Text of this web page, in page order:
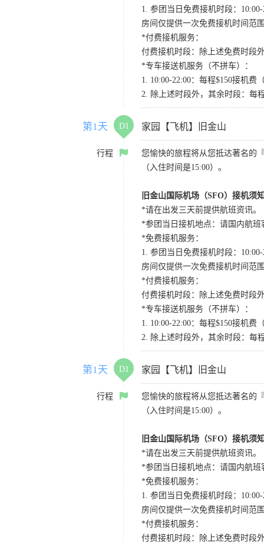
1. 参团当日免费接机时段：
房间仅提供一次免费接机时间范
*付费接机服务：
付费接机时段：除上述免费时段
*专车接送机服务（不拼车）：
1. 10:00-22:00：每程$150接机
2. 除上述时段外，其余时段：每
第1天 D1 家园【飞机】旧金山
行程
您愉快的旅程将从您抵达著名的
（入住时间是15:00）。
旧金山国际机场（SFO）接机须
*请在出发三天前提供航班资讯。
*参团当日接机地点：请国内航班
*免费接机服务：
1. 参团当日免费接机时段：
房间仅提供一次免费接机时间范
*付费接机服务：
付费接机时段：除上述免费时段
*专车接送机服务（不拼车）：
1. 10:00-22:00：每程$150接机
2. 除上述时段外，其余时段：每
第1天 D1 家园【飞机】旧金山
行程
您愉快的旅程将从您抵达著名的
（入住时间是15:00）。
旧金山国际机场（SFO）接机须
*请在出发三天前提供航班资讯。
*参团当日接机地点：请国内航班
*免费接机服务：
1. 参团当日免费接机时段：
房间仅提供一次免费接机时间范
*付费接机服务：
付费接机时段：除上述免费时段